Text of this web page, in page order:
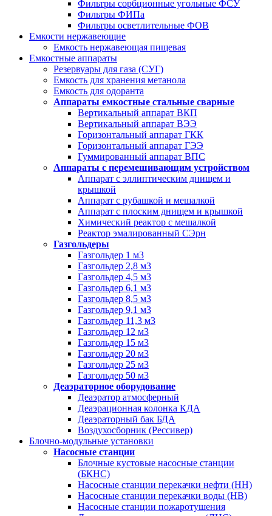
Фильтры сорбционные угольные ФСУ
Фильтры ФИПа
Фильтры осветлительные ФОВ
Емкости нержавеющие
Емкость нержавеющая пищевая
Емкостные аппараты
Резервуары для газа (СУГ)
Емкость для хранения метанола
Емкость для одоранта
Аппараты емкостные стальные сварные
Вертикальный аппарат ВКП
Вертикальный аппарат ВЭЭ
Горизонтальный аппарат ГКК
Горизонтальный аппарат ГЭЭ
Гуммированный аппарат ВПС
Аппараты с перемешивающим устройством
Аппарат с эллиптическим днищем и
крышкой
Аппарат с рубашкой и мешалкой
Аппарат с плоским днищем и крышкой
Химический реактор с мешалкой
Реактор эмалированный СЭрн
Газгольдеры
Газгольдер 1 м3
Газгольдер 2,8 м3
Газгольдер 4,5 м3
Газгольдер 6,1 м3
Газгольдер 8,5 м3
Газгольдер 9,1 м3
Газгольдер 11,3 м3
Газгольдер 12 м3
Газгольдер 15 м3
Газгольдер 20 м3
Газгольдер 25 м3
Газгольдер 50 м3
Деаэраторное оборудование
Деаэратор атмосферный
Деаэрационная колонка КДА
Деаэраторный бак БДА
Воздухосборник (Рессивер)
Блочно-модульные установки
Насосные станции
Блочные кустовые насосные станции
(БКНС)
Насосные станции перекачки нефти (НН)
Насосные станции перекачки воды (НВ)
Насосные станции пожаротушения